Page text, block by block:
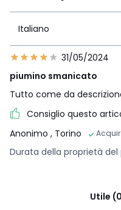
Italiano
31/05/2024
piumino smanicato
Tutto come da
Consiglio questo
Anonimo , Torino
Durata della proprietà del
Utile